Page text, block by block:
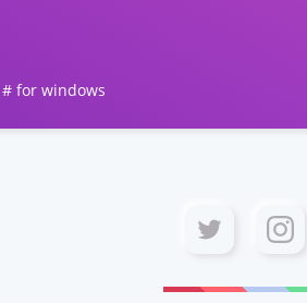
for windows